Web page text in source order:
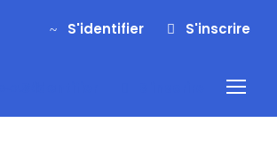
S'identifier S'inscrire